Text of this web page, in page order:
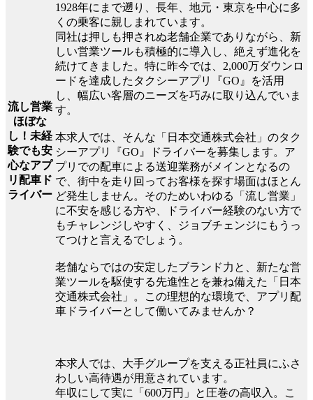
流し営業
ほぼな
し！未経
験でも安
心なアプ
リ配車ド
ライバー
1928年にまで遡り、長年、地元・東京を中心に多
くの乗客に親しまれています。
同社は押しも押されぬ老舗企業でありながら、新
しい営業ツールも積極的に導入し、絶えず進化を
続けてきました。特に昨今では、2,000万ダウンロ
ードを達成したタクシーアプリ『GO』を活用
し、幅広い客層のニーズを巧みに取り込んでいま
す。
本求人では、そんな「日本交通株式会社」のタク
シーアプリ『GO』ドライバーを募集します。ア
プリでの配車による送迎業務がメインとなるの
で、街中を走り回ってお客様を探す場面はほとん
ど発生しません。そのためいわゆる「流し営業」
に不安を感じる方や、ドライバー経験のない方で
もチャレンジしやすく、ジョブチェンジにもうっ
てつけと言えるでしょう。
老舗ならではの安定したブランド力と、新たな営
業ツールを駆使する先進性とを兼ね備えた「日本
交通株式会社」。この理想的な環境で、アプリ配
車ドライバーとして働いてみませんか？
本求人では、大手グループを支える正社員にふさ
わしい高待遇が用意されています。
年収にして実に「600万円」と圧巻の高収入。こ